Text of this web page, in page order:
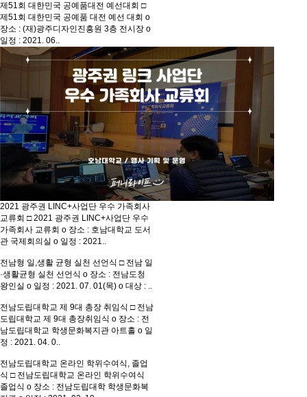
제51회 대한민국 공예품대전 예선대회 □
제51회 대한민국 공예품 대전 예선 대회 o
장소 : (재)광주디자인진흥원 3층 전시장 o
일정 : 2021. 06..
2021 광주권 LINC+사업단 우수 가족회사
교류회 □ 2021 광주권 LINC+사업단 우수
가족회사 교류회 o 장소 : 호남대학교 도서
관 국제회의실 o 일정 : 2021..
전남형 일,생활 균형 실천 선언식 □ 전남 일
·생활균형 실천 선언식 o 장소 : 전남도청
왕인실 o 일정 : 2021. 07. 01(목) o 대상 : ..
전남도립대학교 제 9대 총장 취임식 □ 전남
도립대학교 제 9대 총장취임식 o 장소 : 전
남도립대학교 학생문화복지관 아트홀 o 일
정 : 2021. 04. 0..
전남도립대학교 온라인 학위수여식, 졸업
식 □ 전남도립대학교 온라인 학위수여식
졸업식 o 장소 : 전남도립대학 학생문화복